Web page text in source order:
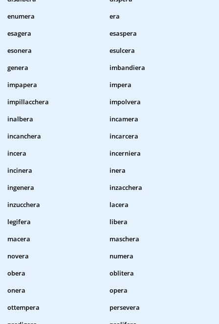
enumera
era
esagera
esaspera
esonera
esulcera
genera
imbandiera
impapera
impera
impillacchera
impolvera
inalbera
incamera
incanchera
incarcera
incera
incerniera
incinera
inera
ingenera
inzacchera
inzucchera
lacera
legifera
libera
macera
maschera
novera
numera
obera
oblitera
onera
opera
ottempera
persevera